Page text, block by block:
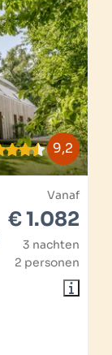
9,2
Vanaf
€ 1.082
3 nachten
2 personen